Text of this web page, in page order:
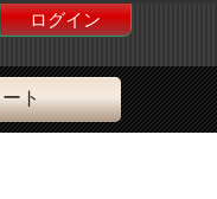
ログイン
ト